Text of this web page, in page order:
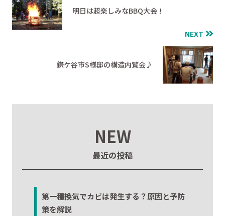
明日は超楽しみなBBQ大会！
NEXT
鎌ケ谷市S様邸の構造内覧会♪
NEW
最近の投稿
第一種換気でカビは発生する？原因と予防
策を解説